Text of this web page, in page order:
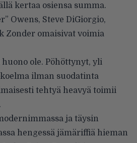
kertaa osiensa summa.
Owens, Steve DiGiorgio,
Zonder omaisivat voimia
ole. Pöhöttynyt, yli
ilman suodatinta
tehtyä heavyä toimii
ja täysin
hengessä jämäriffiä hieman